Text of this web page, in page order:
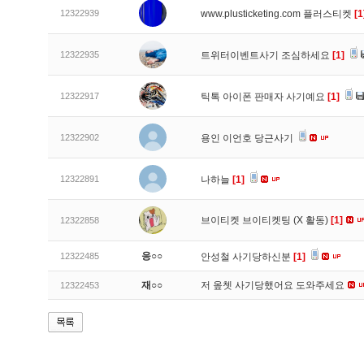
12322939 www.plusticketing.com 플러스티켓
12322935 트위터이벤트사기 조심하세요 [1]
12322917 틱톡 아이폰 판매자 사기예요 [1]
12322902 용인 이언호 당근사기
12322891 나하늘 [1]
12322858 브이티켓 브이티켓팅 (X 활동) [1]
12322485 응○○ 안성철 사기당하신분 [1]
12322453 재○○ 저 옾쳇 사기당했어요 도와주세요